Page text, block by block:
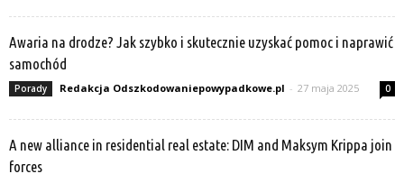
Awaria na drodze? Jak szybko i skutecznie uzyskać pomoc i naprawić
samochód
Porady Redakcja Odszkodowaniepowypadkowe.pl - 27 maja 2025 0
A new alliance in residential real estate: DIM and Maksym Krippa join
forces